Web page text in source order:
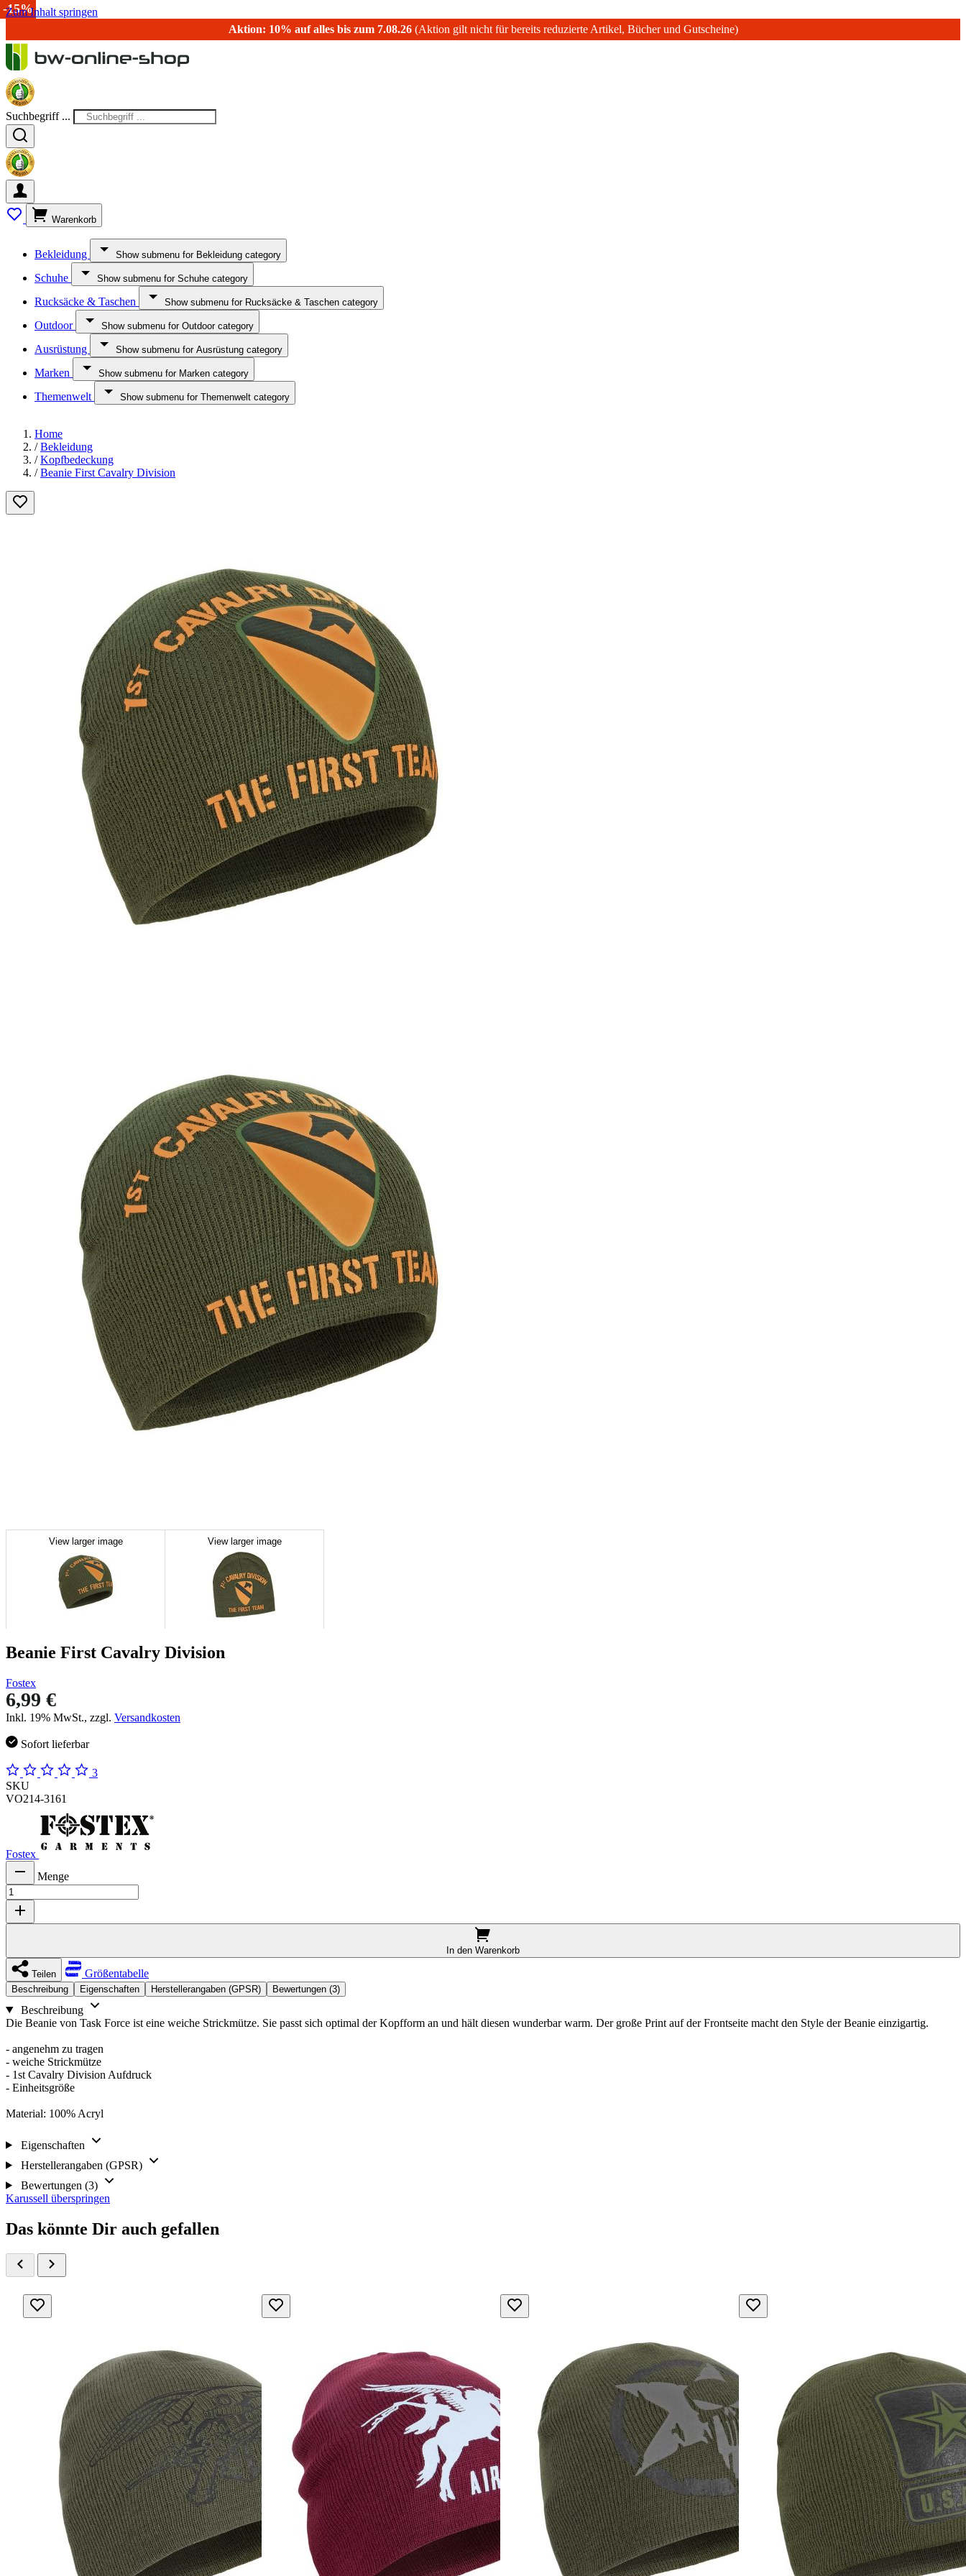
Zum Inhalt springen
Aktion: 10% auf alles bis zum 7.08.26(Aktion gilt nicht für bereits reduzierte Artikel, Bücher und Gutscheine)
Suchbegriff ...
Warenkorb
Bekleidung Show submenu for Bekleidung category
Schuhe Show submenu for Schuhe category
Rucksäcke & Taschen Show submenu for Rucksäcke & Taschen category
Outdoor Show submenu for Outdoor category
Ausrüstung Show submenu for Ausrüstung category
Marken Show submenu for Marken category
Themenwelt Show submenu for Themenwelt category
Home
/ Bekleidung
/ Kopfbedeckung
/ Beanie First Cavalry Division
View larger image View larger image
Beanie First Cavalry Division
Fostex
6,99 €
Inkl. 19% MwSt., zzgl. Versandkosten
Sofort lieferbar
3
SKU
VO214-3161
Fostex
Menge
In den Warenkorb
Teilen Größentabelle
Beschreibung Eigenschaften Herstellerangaben (GPSR) Bewertungen (3)
Beschreibung
Die Beanie von Task Force ist eine weiche Strickmütze. Sie passt sich optimal der Kopfform an und hält diesen wunderbar warm. Der große Print auf der Frontseite macht den Style der Beanie einzigartig.
- angenehm zu tragen
- weiche Strickmütze
- 1st Cavalry Division Aufdruck
- Einheitsgröße
Material: 100% Acryl
Eigenschaften
Herstellerangaben (GPSR)
Bewertungen (3)
Karussell überspringen
Das könnte Dir auch gefallen
-15%